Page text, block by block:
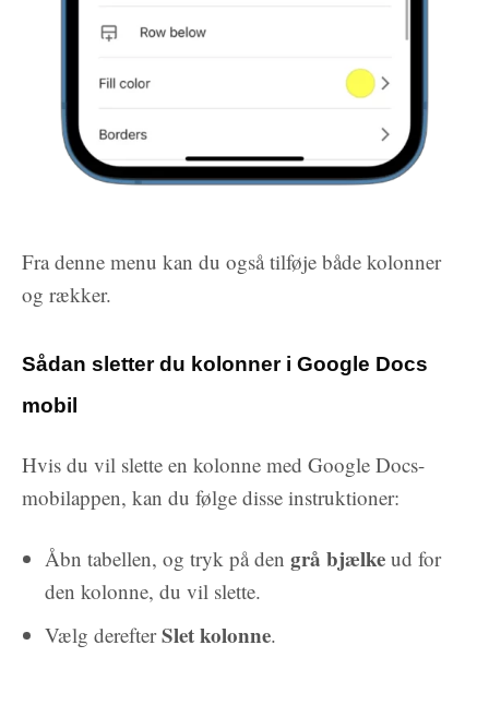
Fra denne menu kan du også tilføje både kolonner
og rækker.
Sådan sletter du kolonner i Google Docs
mobil
Hvis du vil slette en kolonne med Google Docs-
mobilappen, kan du følge disse instruktioner:
Åbn tabellen, og tryk på den grå bjælke ud for
den kolonne, du vil slette.
Vælg derefterSlet kolonne.